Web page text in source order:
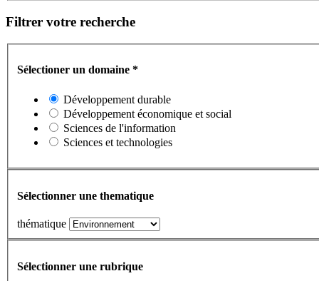
Filtrer votre recherche
Sélectioner un domaine *
Développement durable
Développement économique et social
Sciences de l'information
Sciences et technologies
Sélectionner une thematique
thématique
Sélectionner une rubrique